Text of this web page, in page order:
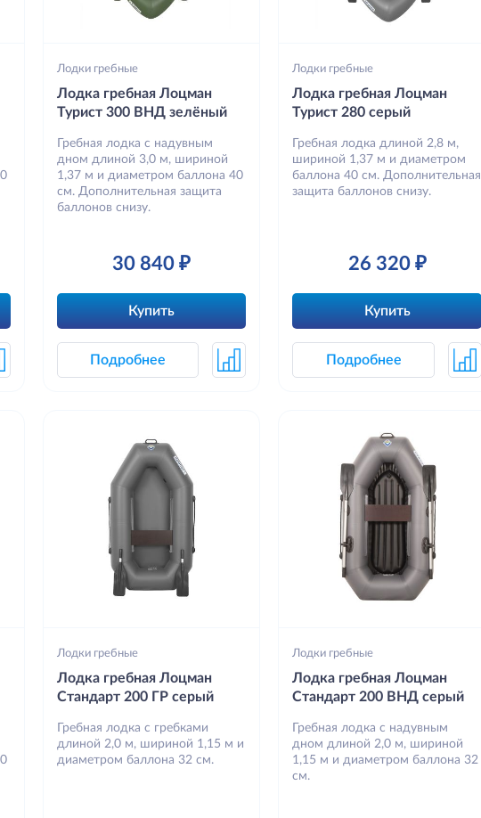
Лодки гребные
Лодка гребная Лоцман
Турист 300 ВНД зелёный
Гребная лодка с надувным
дном длиной 3,0 м, шириной
1,37 м и диаметром баллона 40
см. Дополнительная защита
баллонов снизу.
30 840 ₽
Купить
Подробнее
Лодки гребные
Лодка гребная Лоцман
Турист 280 серый
Гребная лодка длиной 2,8 м,
шириной 1,37 м и диаметром
баллона 40 см. Дополнительная
защита баллонов снизу.
26 320 ₽
Купить
Подробнее
Лодки гребные
Лодка гребная Лоцман
Стандарт 200 ГР серый
Гребная лодка с гребками
длиной 2,0 м, шириной 1,15 м и
диаметром баллона 32 см.
Лодки гребные
Лодка гребная Лоцман
Стандарт 200 ВНД серый
Гребная лодка с надувным
дном длиной 2,0 м, шириной
1,15 м и диаметром баллона 32
см.